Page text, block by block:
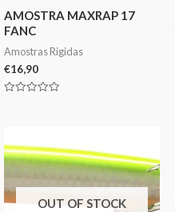
AMOSTRA MAXRAP 17
FANC
Amostras Rigidas
€16,90
OUT OF STOCK